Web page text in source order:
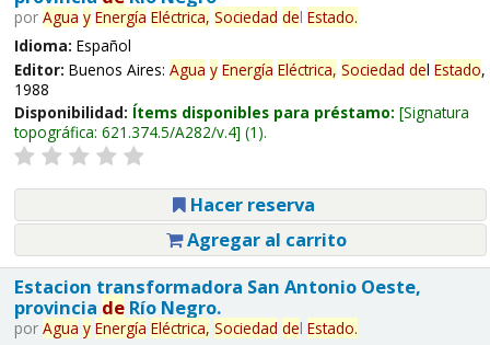
por Agua y Energía Eléctrica, Sociedad del Estado.
Idioma: Español
Editor: Buenos Aires: Agua y Energía Eléctrica, Sociedad del Estado,
1988
Disponibilidad: Ítems disponibles para préstamo: Signatura
topográfica: 621.374.5/A282/v.4 (1).
Hacer reserva
Agregar al carrito
Estacion transformadora San Antonio Oeste,
provincia deRío Negro.
por Agua y Energía Eléctrica, Sociedad del Estado.